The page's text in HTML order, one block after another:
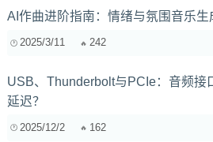
AI作曲进阶指南：情绪与氛围音乐生
2025/3/11 242
USB、Thunderbolt与PCIe：音频接
延迟？
2025/12/2 162